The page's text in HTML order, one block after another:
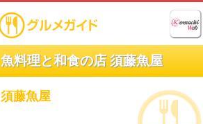
魚料理と和食の店 須藤魚屋
須藤魚屋